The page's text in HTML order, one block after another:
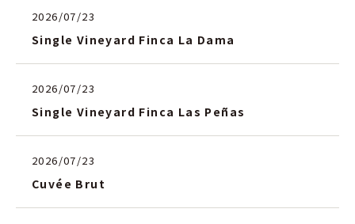
2026/07/23
Single Vineyard Finca La Dama
2026/07/23
Single Vineyard Finca Las Peñas
2026/07/23
Cuvée Brut